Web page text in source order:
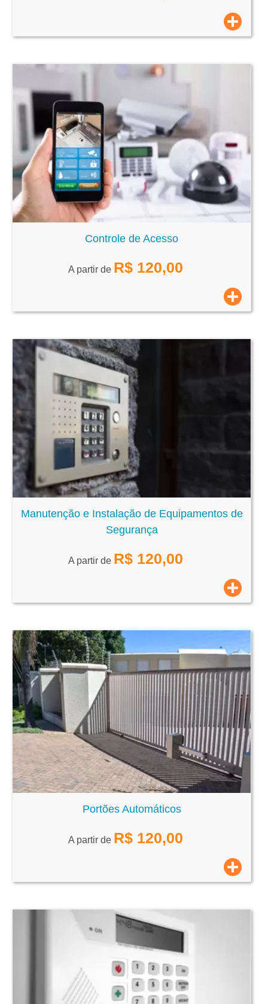
Controle de Acesso
A partir de R$ 120,00
Manutenção e Instalação de Equipamentos de
Segurança
A partir de R$ 120,00
Portões Automáticos
A partir de R$ 120,00